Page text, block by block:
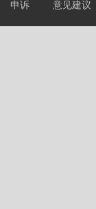
申诉 意见建议